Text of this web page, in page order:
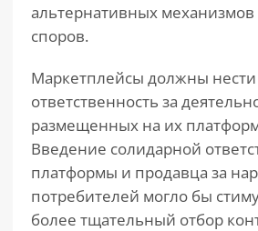
альтернативных
споров.
Маркетплейсы должны
ответственность за
размещенных на их
Введение солидарной
платформы и продавца за
потребителей могло бы
более тщательный отбор